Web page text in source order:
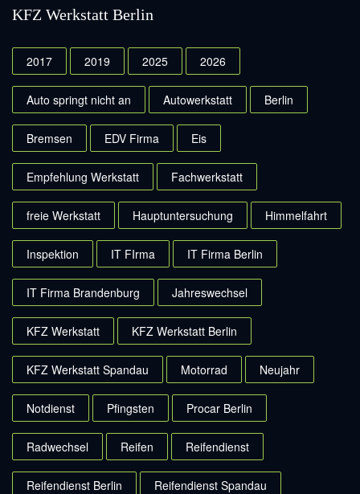
KFZ Werkstatt Berlin
2017 2019 2025 2026
Auto springt nicht an Autowerkstatt Berlin
Bremsen EDV Firma Eis
Empfehlung Werkstatt Fachwerkstatt
freie Werkstatt Hauptuntersuchung Himmelfahrt
Inspektion IT FIrma IT Firma Berlin
IT Firma Brandenburg Jahreswechsel
KFZ Werkstatt KFZ Werkstatt Berlin
KFZ Werkstatt Spandau Motorrad Neujahr
Notdienst Pfingsten Procar Berlin
Radwechsel Reifen Reifendienst
Reifendienst Berlin Reifendienst Spandau